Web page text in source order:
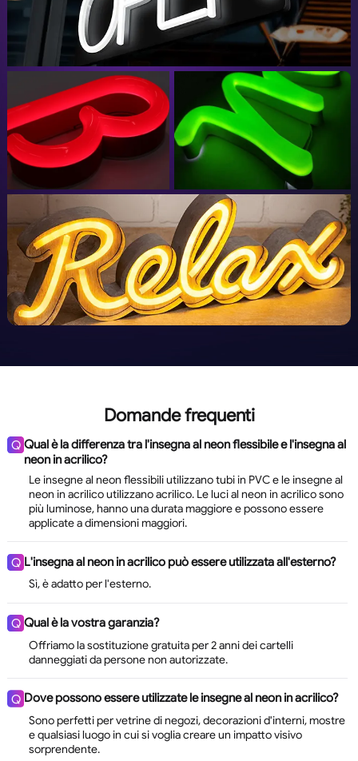
Domande frequenti
Q Qual è la differenza tra l'insegna al neon flessibile e l'insegna al
neon in acrilico?
Le insegne al neon flessibili utilizzano tubi in PVC e le insegne al
neon in acrilico utilizzano acrilico. Le luci al neon in acrilico sono
più luminose, hanno una durata maggiore e possono essere
applicate a dimensioni maggiori.
Q L'insegna al neon in acrilico può essere utilizzata all'esterno?
Sì, è adatto per l'esterno.
Q Qual è la vostra garanzia?
Offriamo la sostituzione gratuita per 2 anni dei cartelli
danneggiati da persone non autorizzate.
Q Dove possono essere utilizzate le insegne al neon in acrilico?
Sono perfetti per vetrine di negozi, decorazioni d'interni, mostre
e qualsiasi luogo in cui si voglia creare un impatto visivo
sorprendente.